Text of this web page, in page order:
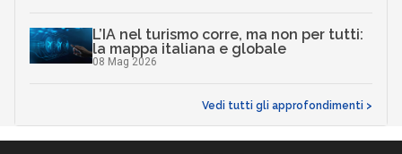
L’IA nel turismo corre, ma non per tutti:
la mappa italiana e globale
08 Mag 2026
Vedi tutti gli approfondimenti >